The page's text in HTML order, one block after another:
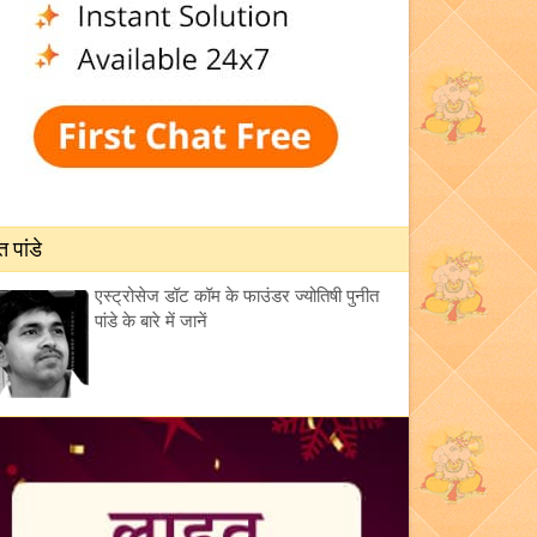
पांडे
एस्ट्रोसेज डॉट कॉम के फाउंडर ज्योतिषी पुनीत
पांडे के बारे में जानें